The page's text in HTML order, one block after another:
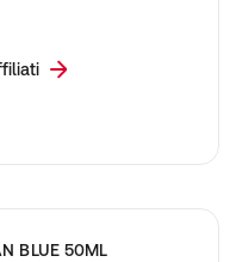
Eau De Toilette Spray
BLUE 50ML